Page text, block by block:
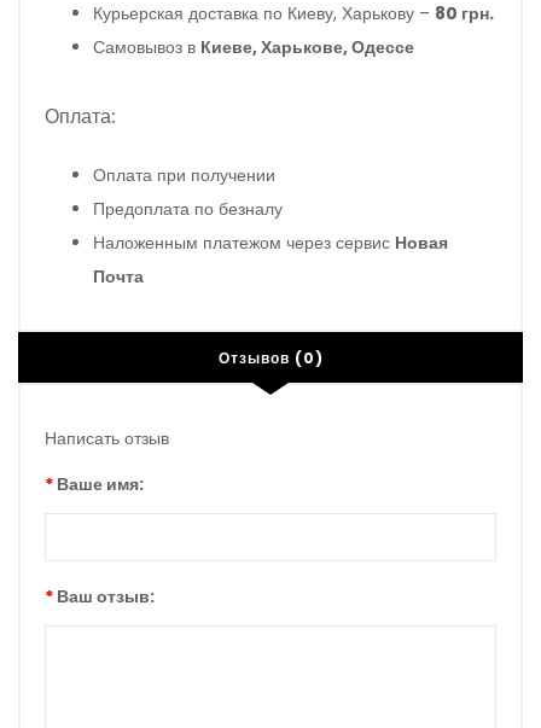
Курьерская доставка по Киеву, Харькову – 80 грн.
Самовывоз в Киеве, Харькове, Одессе
Оплата:
Оплата при получении
Предоплата по безналу
Наложенным платежом через сервис Новая
Почта
Отзывов (0)
Написать отзыв
Ваше имя:
Ваш отзыв: